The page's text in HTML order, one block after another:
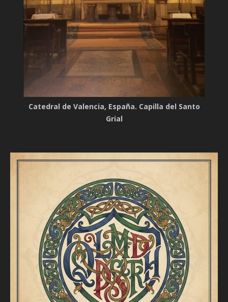
Catedral de Valencia, España. Capilla del Santo
Grial